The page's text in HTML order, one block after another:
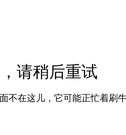
请稍后重试
不在这儿，它可能正忙着刷